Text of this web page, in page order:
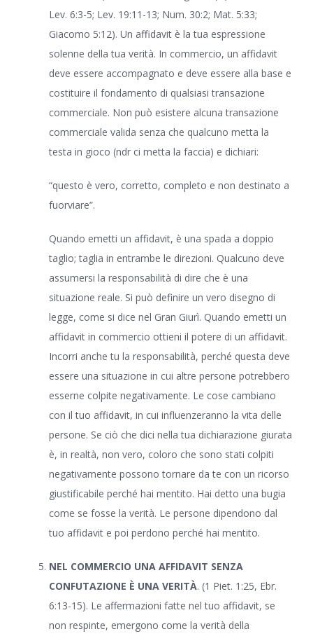
Lev. 6:3-5; Lev. 19:11-13; Num. 30:2; Mat. 5:33;
Giacomo 5:12). Un affidavit è la tua espressione
solenne della tua verità. In commercio, un affidavit
deve essere accompagnato e deve essere alla base e
costituire il fondamento di qualsiasi transazione
commerciale. Non può esistere alcuna transazione
commerciale valida senza che qualcuno metta la
testa in gioco (ndr ci metta la faccia) e dichiari:
“questo è vero, corretto, completo e non destinato a
fuorviare”.
Quando emetti un affidavit, è una spada a doppio
taglio; taglia in entrambe le direzioni. Qualcuno deve
assumersi la responsabilità di dire che è una
situazione reale. Si può definire un vero disegno di
legge, come si dice nel Gran Giurì. Quando emetti un
affidavit in commercio ottieni il potere di un affidavit.
Incorri anche tu la responsabilità, perché questa deve
essere una situazione in cui altre persone potrebbero
esserne colpite negativamente. Le cose cambiano
con il tuo affidavit, in cui influenzeranno la vita delle
persone. Se ciò che dici nella tua dichiarazione giurata
è, in realtà, non vero, coloro che sono stati colpiti
negativamente possono tornare da te con un ricorso
giustificabile perché hai mentito. Hai detto una bugia
come se fosse la verità. Le persone dipendono dal
tuo affidavit e poi perdono perché hai mentito.
NEL COMMERCIO UNA AFFIDAVIT SENZA
CONFUTAZIONE È UNA VERITÀ. (1 Piet. 1:25, Ebr.
6:13-15). Le affermazioni fatte nel tuo affidavit, se
non respinte, emergono come la verità della